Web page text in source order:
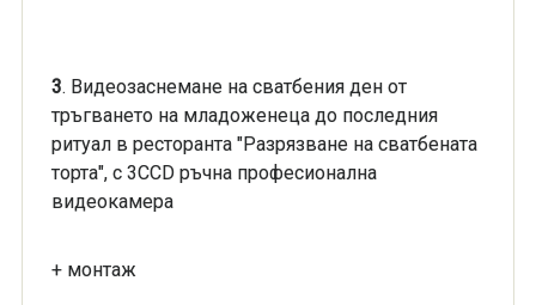
3. Видеозаснемане на сватбения ден от
тръгването на младоженеца до последния
ритуал в ресторанта "Разрязване на сватбената
торта", с 3ССD ръчна професионална
видеокамера
+ монтаж